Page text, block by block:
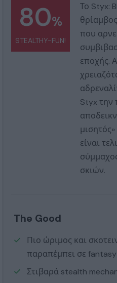
80%
STEALTHY-FUN!
Το Styx:
που
εποχής.
Styx την
είναι
σκιών.
The Good
Πιο ώριμος και
παραπέμπει σε
Στιβαρά stealth